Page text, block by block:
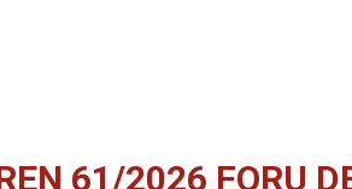
61/2026 FORU